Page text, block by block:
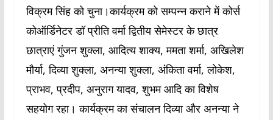
विक्रम सिंह को चुना।कार्यक्रम को सम्पन्न कराने में कोर्स
कोऑर्डिनेटर डॉ प्रीति वर्मा द्वितीय सेमेस्टर के छात्र
छात्राएं गुंजन शुक्ला, आदित्य शाक्य, ममता शर्मा, अखिलेश
मौर्या, दिव्या शुक्ला, अनन्या शुक्ला, अंकिता वर्मा, लोकेश,
प्राभव, प्रदीप, अनुराग यादव, शुभम आदि का विशेष
सहयोग रहा। कार्यक्रम का संचालन दिव्या और अनन्या ने